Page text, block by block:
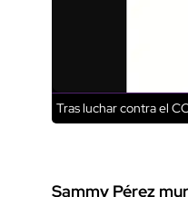
Tras luchar contra el
Sammy Pérez